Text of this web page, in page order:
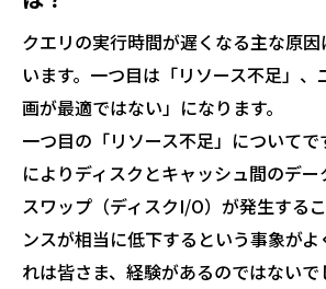
クエリの実行時間が遅くなる主な原
います。一つ目は「リソース不足」
画が最適ではない」になります。
一つ目の「リソース不足」について
によりディスクとキャッシュ間のデ
スワップ（ディスクI/O）が発生する
ンスが相当に低下するという事象がよ
れは皆さま、経験があるのではない